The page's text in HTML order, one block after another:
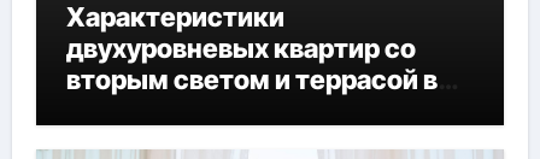
Характеристики
двухуровневых квартир со
вторым светом и террасой в